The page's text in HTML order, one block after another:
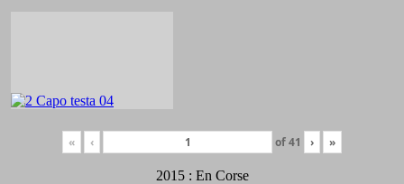
« ‹ of41 › »
2015 : En Corse